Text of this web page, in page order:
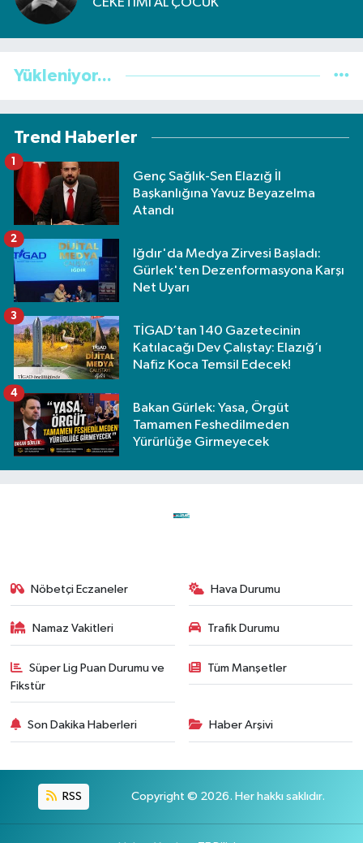
Yükleniyor...
Trend Haberler
Genç Sağlık-Sen Elazığ İl
Başkanlığına Yavuz Beyazelma
Atandı
1
Iğdır'da Medya Zirvesi Başladı:
Gürlek'ten Dezenformasyona Karşı
Net Uyarı
2
TİGAD’tan 140 Gazetecinin
Katılacağı Dev Çalıştay: Elazığ’ı
Nafiz Koca Temsil Edecek!
3
Bakan Gürlek: Yasa, Örgüt
Tamamen Feshedilmeden
Yürürlüğe Girmeyecek
4
Nöbetçi Eczaneler Hava Durumu
Namaz Vakitleri Trafik Durumu
Süper Lig Puan Durumu ve
Fikstür
Tüm Manşetler
Son Dakika Haberleri Haber Arşivi
RSS Copyright © 2026. Her hakkı saklıdır.